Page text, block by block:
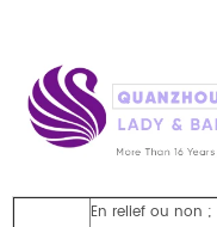
En relief ou non ;